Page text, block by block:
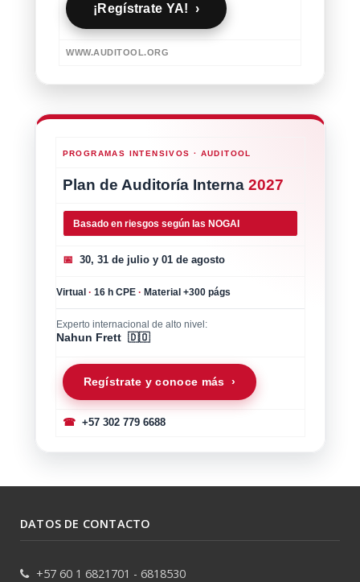
¡Regístrate YA! ›
WWW.AUDITOOL.ORG
PROGRAMAS INTENSIVOS · AUDITOOL
Plan de Auditoría Interna 2027
Basado en riesgos según las NOGAI
📅 30, 31 de julio y 01 de agosto
Virtual · 16 h CPE · Material +300 págs
Experto internacional de alto nivel:
Nahun Frett 🇩🇴
Regístrate y conoce más ›
☎+57 302 779 6688
DATOS DE CONTACTO
+57 60 1 6821701 - 6818530